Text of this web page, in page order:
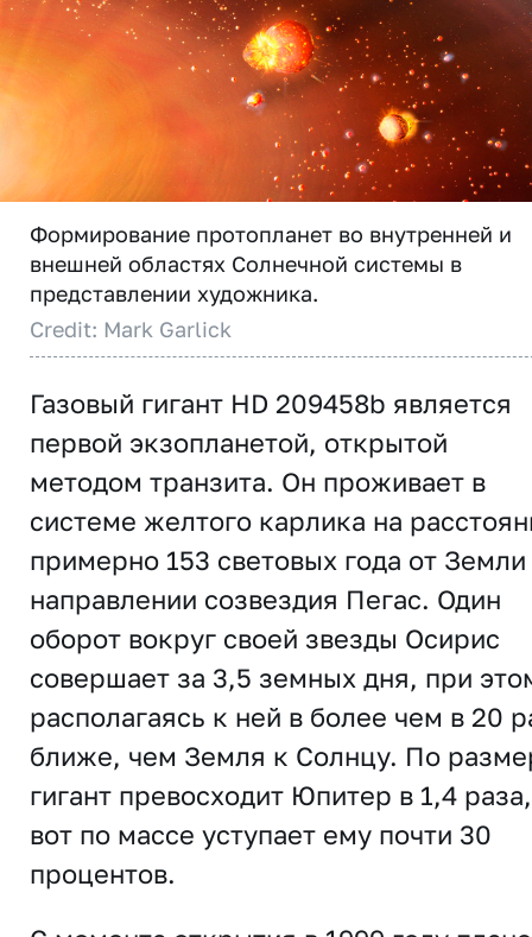
Формирование протопланет во внутренней и
внешней областях Солнечной системы в
представлении художника.
Credit: Mark Garlick
Газовый гигант HD 209458b является
первой экзопланетой, открытой
методом транзита. Он проживает в
системе желтого карлика на
примерно 153 световых года от Земли
направлении созвездия Пегас. Один
оборот вокруг своей звезды Осирис
совершает за 3,5 земных дня, при
располагаясь к ней в более чем в 20
ближе, чем Земля к Солнцу. По
гигант превосходит Юпитер в 1,4
вот по массе уступает ему почти 30
процентов.